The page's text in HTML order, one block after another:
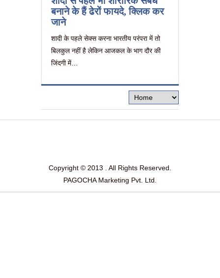
बनाने के हैं ढेरों फायदे, क्लिक कर
जाने
शादी के पहले सेक्स करना भारतीय परंपरा में तो
बिलकुल नहीं है लेकिन आजकल के भाग दौर की
जिंदगी में…
Copyright © 2013 . All Rights Reserved.
PAGOCHA Marketing Pvt. Ltd.